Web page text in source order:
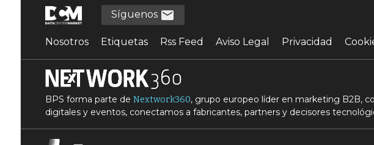
Síguenos
Nosotros Etiquetas Rss Feed Aviso Legal Privacidad
BPS forma parte de Nextwork360, grupo europeo líder en marketing B2B,
digitales y eventos, conectamos a fabricantes, partners y decisores